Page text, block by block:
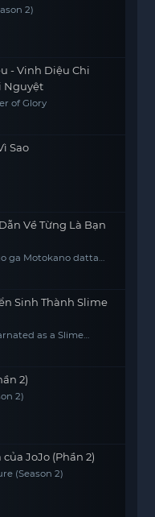
2)
- Vinh Diệu Chi
Nguyệt
of Glory
Sao
Về Từng Là Bạn
ga Motokano datta
Sinh Thành Slime
as a Slime
2)
2)
JoJo (Phần 2)
(Season 2)